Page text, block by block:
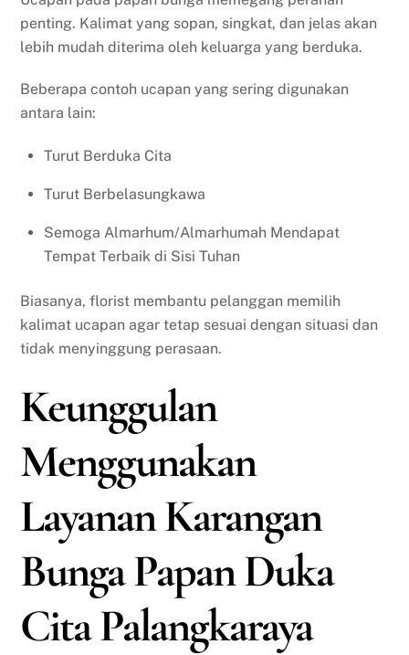
penting. Kalimat yang sopan, singkat, dan jelas akan
lebih mudah diterima oleh keluarga yang berduka.
Beberapa contoh ucapan yang sering digunakan
antara lain:
Turut Berduka Cita
Turut Berbelasungkawa
Semoga Almarhum/Almarhumah Mendapat
Tempat Terbaik di Sisi Tuhan
Biasanya, florist membantu pelanggan memilih
kalimat ucapan agar tetap sesuai dengan situasi dan
tidak menyinggung perasaan.
Keunggulan
Menggunakan
Layanan Karangan
Bunga Papan Duka
Cita Palangkaraya